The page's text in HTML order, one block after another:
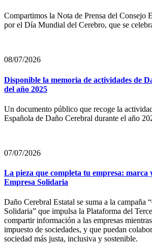
Compartimos la Nota de Prensa del Consejo
por el Día Mundial del Cerebro, que se
08/07/2026
Disponible la memoria de actividades de
del año 2025
Un documento público que recoge la
Española de Daño Cerebral durante el año
07/07/2026
La pieza que completa tu empresa: marca
Empresa Solidaria
Daño Cerebral Estatal se suma a la campaña
Solidaria” que impulsa la Plataforma del
compartir información a las empresas
impuesto de sociedades, y que puedan
sociedad más justa, inclusiva y sostenible.